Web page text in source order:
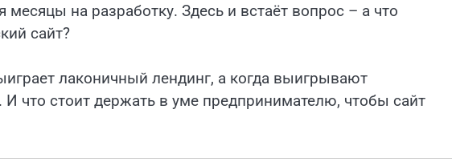
месяцы на разработку. Здесь и встаёт вопрос – а что
сайт?
лаконичный лендинг, а когда выигрывают
И что стоит держать в уме предпринимателю, чтобы сайт